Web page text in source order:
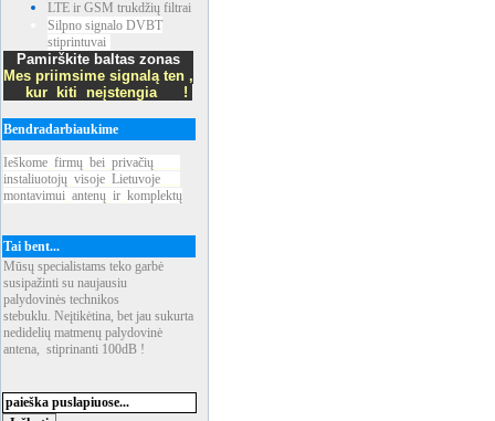
LTE ir GSM trukdžių filtrai
Silpno signalo DVBT
stiprintuvai
Pamirškite baltas zonas
Mes priimsime signalą ten ,
kur kiti neįstengia !
Bendradarbiaukime
Ieškome firmų bei privačių
instaliuotojų visoje Lietuvoje
montavimui antenų ir komplektų
Tai bent...
Mūsų specialistams teko garbė
susipažinti su naujausiu
palydovinės technikos
stebuklu. Neįtikėtina, bet jau sukurta
nedidelių matmenų palydovinė
antena, stiprinanti 100dB !